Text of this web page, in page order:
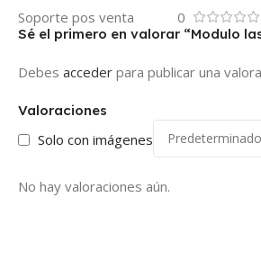
Soporte pos venta
0
Valoraciones
Solo con imágenes
No hay valoraciones aún.
Sé el primero en valorar “Modulo
Debes acceder para publicar una